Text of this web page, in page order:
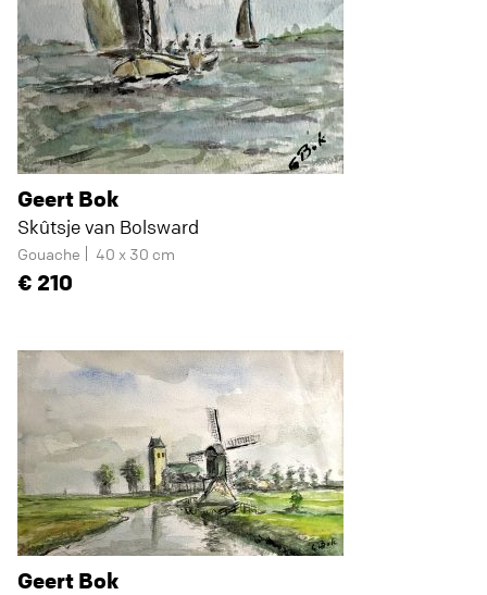
Geert Bok
Skûtsje van Bolsward
Gouache 40 x 30 cm
210
Geert Bok